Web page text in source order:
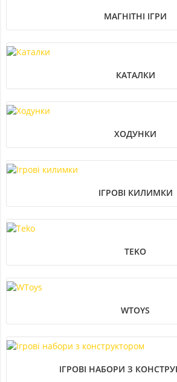
МАГНІТНІ ІГРИ
КАТАЛКИ
ХОДУНКИ
ІГРОВІ КИЛИМКИ
TEKO
WTOYS
ІГРОВІ НАБОРИ З